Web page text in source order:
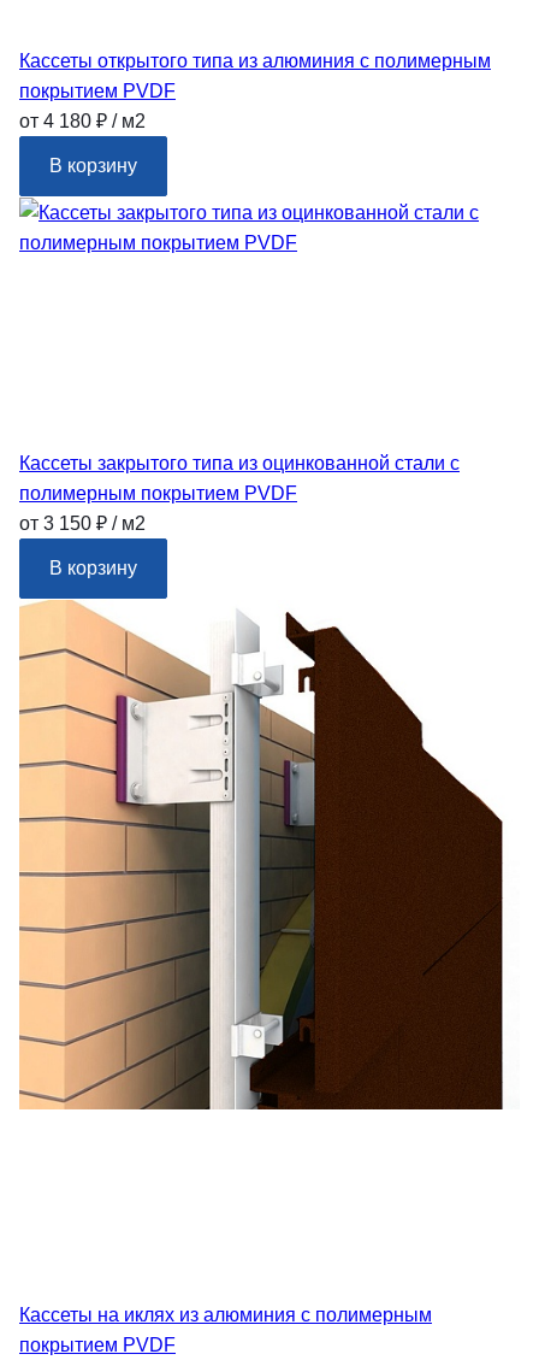
Кассеты открытого типа из алюминия с полимерным
покрытием PVDF
от 4 180 ₽ / м2
В корзину
Кассеты закрытого типа из оцинкованной стали с
полимерным покрытием PVDF
от 3 150 ₽ / м2
В корзину
Кассеты на иклях из алюминия с полимерным
покрытием PVDF